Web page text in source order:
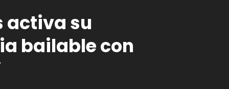
activa su
bailable con